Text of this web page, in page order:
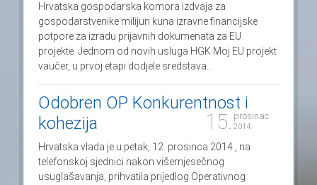
Hrvatska gospodarska komora izdvaja za
gospodarstvenike milijun kuna izravne financijske
potpore za izradu prijavnih dokumenata za EU
projekte. Jednom od novih usluga HGK Moj EU projekt
vaučer, u prvoj etapi dodjele sredstava...
15. prosinac
2014.
Odobren OP Konkurentnost i
kohezija
Hrvatska vlada je u petak, 12. prosinca 2014., na
telefonskoj sjednici nakon višemjesečnog
usuglašavanja, prihvatila prijedlog Operativnog